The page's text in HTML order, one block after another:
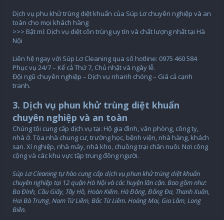
Dịch vụ phu khử trùng diệt khuẩn của Súp Lơ chuyên nghiệp và an
toàn cho mọi khách hàng
>>> Bật mí: Dịch vụ diệt côn trùng uy tín và chất lượng nhất tại Hà
Nội
Liên hệ ngay với Súp Lơ Cleaning qua số hotline: 0975 460 584
Phục vụ 24/7 – Kể cả Thứ 7, Chủ nhật và ngày lễ.
Đội ngũ chuyên nghiệp – Dịch vụ nhanh chóng – Giá cả cạnh
tranh.
3. Dịch vụ phun khử trùng diệt khuẩn
chuyên nghiệp và an toàn
Chúng tôi cung cấp dịch vụ tại: Hộ gia đình, văn phòng, công ty,
nhà ở. Tòa nhà chung cư, trường học, bệnh viện, nhà hàng, khách
sạn. Xí nghiệp, nhà máy, nhà kho, chuồng trại chăn nuôi. Nơi công
cộng và các khu vực tập trung đông người.
Súp Lơ Cleaning tự hào cung cấp dịch vụ phun khử trùng diệt khuẩn
chuyên nghiệp tại 12 quận Hà Nội và các huyện lân cận. Bao gồm như:
Ba Đình, Cầu Giấy, Tây Hồ, Hoàn Kiếm. Hà Đông, Đống Đa, Thanh Xuân,
Hai Bà Trưng, Nam Từ Liêm, Bắc Từ Liêm. Hoàng Mai, Gia Lâm, Long
Biên.